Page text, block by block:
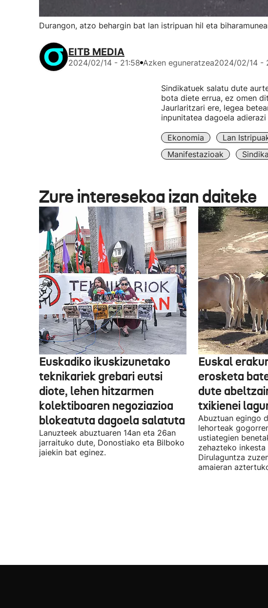
Durangon, atzo behargin bat lan istripuan hil eta
EITB MEDIA
2024/02/14 - 21:58 Azken eguneratzea2024/02/14 -
Sindikatuek salatu dute
bota diete errua, ez omen
Jaurlaritzari ere, legea
inpunitatea dagoela adierazi
Ekonomia Lan
Manifestazioak
Zure interesekoa izan daiteke
Euskadiko ikuskizunetako
teknikariek grebari eutsi
diote, lehen hitzarmen
kolektiboaren negoziazioa
blokeatuta dagoela salatuta
Lanuzteek abuztuaren 14an eta 26an
jarraituko dute, Donostiako eta Bilboko
jaiekin bat eginez.
Euskal
erosketa
dute
txikienei
Abuztuan egingo
lehorteak
ustiategien
zehazteko inkesta
Dirulaguntza
amaieran